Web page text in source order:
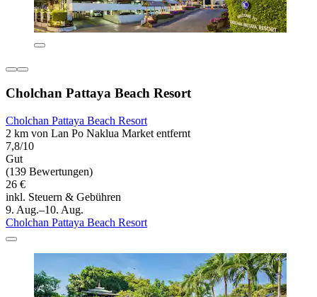
Cholchan Pattaya Beach Resort
Cholchan Pattaya Beach Resort
2 km von Lan Po Naklua Market entfernt
7,8/10
Gut
(139 Bewertungen)
26 €
inkl. Steuern & Gebühren
9. Aug.–10. Aug.
Cholchan Pattaya Beach Resort